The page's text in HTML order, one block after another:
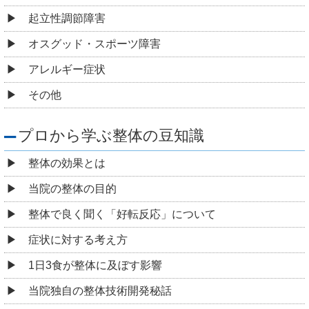
起立性調節障害
オスグッド・スポーツ障害
アレルギー症状
その他
プロから学ぶ整体の豆知識
整体の効果とは
当院の整体の目的
整体で良く聞く「好転反応」について
症状に対する考え方
1日3食が整体に及ぼす影響
当院独自の整体技術開発秘話